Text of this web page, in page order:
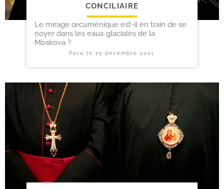
CONCILIAIRE
Le mirage œcuménique est-il en train de se
noyer dans les eaux glaciales de la
Moskova ?
Paru le25 décembre 2021